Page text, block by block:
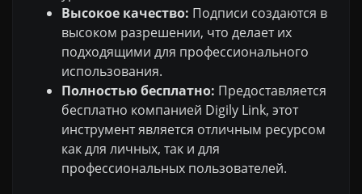
Высокое качество: Подписи создаются в
высоком разрешении, что делает их
подходящими для профессионального
использования.
Полностью бесплатно: Предоставляется
бесплатно компанией Digily Link, этот
инструмент является отличным ресурсом
как для личных, так и для
профессиональных пользователей.